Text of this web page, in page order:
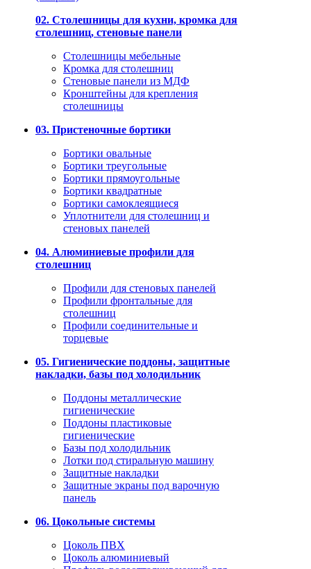
02. Столешницы для кухни, кромка для
столешниц, стеновые панели
Столешницы мебельные
Кромка для столешниц
Стеновые панели из МДФ
Кронштейны для крепления
столешницы
03. Пристеночные бортики
Бортики овальные
Бортики треугольные
Бортики прямоугольные
Бортики квадратные
Бортики самоклеящиеся
Уплотнители для столешниц и
стеновых панелей
04. Алюминиевые профили для
столешниц
Профили для стеновых панелей
Профили фронтальные для
столешниц
Профили соединительные и
торцевые
05. Гигиенические поддоны, защитные
накладки, базы под холодильник
Поддоны металлические
гигиенические
Поддоны пластиковые
гигиенические
Базы под холодильник
Лотки под стиральную машину
Защитные накладки
Защитные экраны под варочную
панель
06. Цокольные системы
Цоколь ПВХ
Цоколь алюминиевый